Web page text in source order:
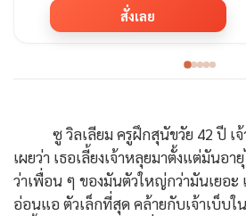
สั่งเลย
ซู วิลเลียม ครูฝึกสุนัขวัย 42 ปี เจ้า
เผยว่า เธอเลี้ยงเจ้าหลุยมาตั้งแต่มันอา
ว่าเพื่อน ๆ ของมันตัวใหญ่กว่ามันเยอ
อ่อนแอ ตัวเล็กที่สุด คล้ายกับเจ้าเบ็บใ